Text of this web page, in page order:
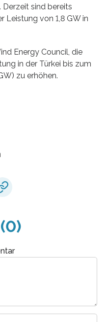
sind bereits
Leistung von 1,8 GW in
Energy Council, die
in der Türkei bis zum
zu erhöhen.